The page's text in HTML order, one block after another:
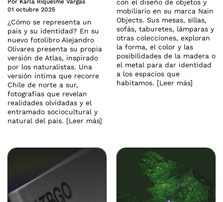
01 octubre 2025
¿Cómo se representa un
país y su identidad? En su
nuevo fotolibro Alejandro
Olivares presenta su propia
versión de Atlas, inspirado
por los naturalistas. Una
versión íntima que recorre
Chile de norte a sur,
fotografías que revelan
realidades olvidadas y el
entramado sociocultural y
natural del país. [Leer más]
con el diseño de objetos y
mobiliario en su marca Nain
Objects. Sus mesas, sillas,
sofás, taburetes, lámparas y
otras colecciones, exploran
la forma, el color y las
posibilidades de la madera o
el metal para dar identidad
a los espacios que
habitamos. [Leer más]